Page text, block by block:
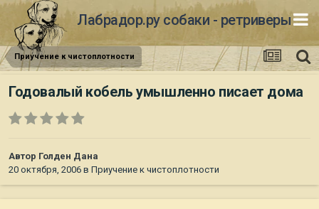
Лабрадор.ру собаки - ретриверы
Приучение к чистоплотности
Годовалый кобель умышленно писает дома
Автор Голден Дана
20 октября, 2006 в Приучение к чистоплотности